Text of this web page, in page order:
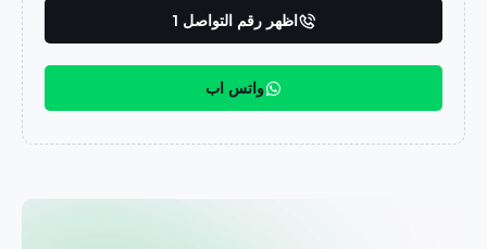
اظهر رقم التواصل 1
واتس اب